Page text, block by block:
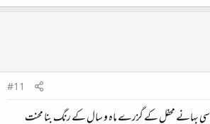
#11
اسی بہانے محفل کے گزرے ماہ و سال کے رنگ بنا محنت